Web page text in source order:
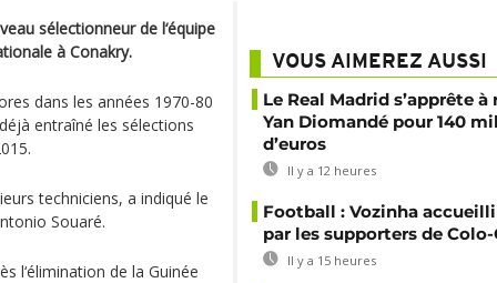
sélectionneur de l‘équipe
à Conakry.
dans les années 1970-80
entraîné les sélections
techniciens, a indiqué le
Souaré.
l‘élimination de la Guinée
VOUS AIMEREZ AUSSI
Le Real Madrid s’apprête
Yan Diomandé pour 140
d’euros
Il y a 12 heures
Football : Vozinha
par les supporters de
Il y a 15 heures